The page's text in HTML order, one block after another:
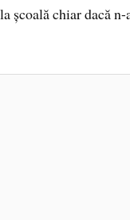
școală chiar dacă